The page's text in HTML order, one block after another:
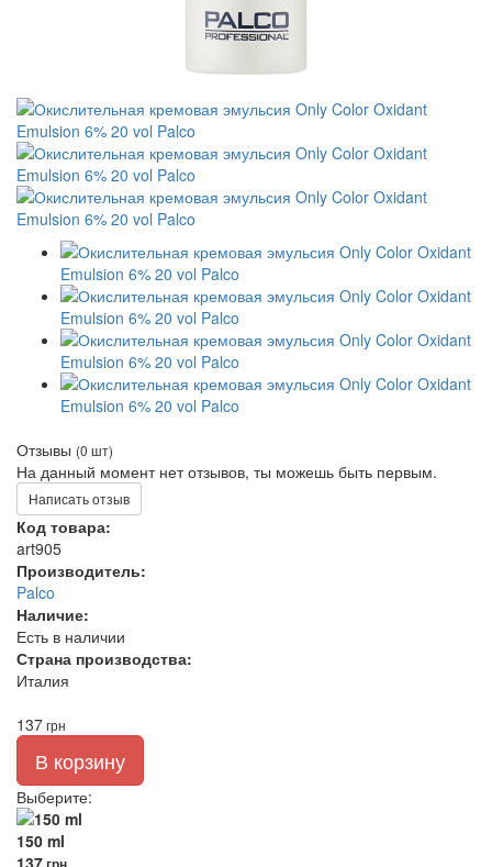
Отзывы (0 шт)
На данный момент нет отзывов, ты можешь быть первым.
Написать отзыв
Код товара:
art905
Производитель:
Palco
Наличие:
Есть в наличии
Страна производства:
Италия
137грн
В корзину
Выберите:
150 ml
137